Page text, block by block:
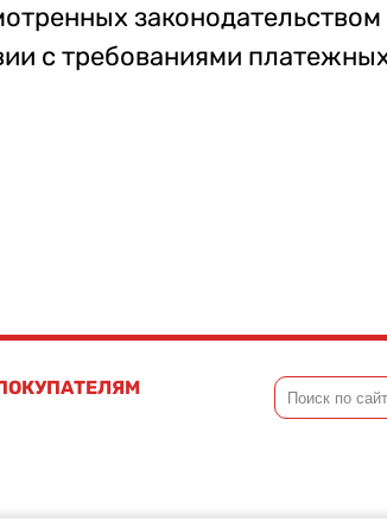
с требованиями